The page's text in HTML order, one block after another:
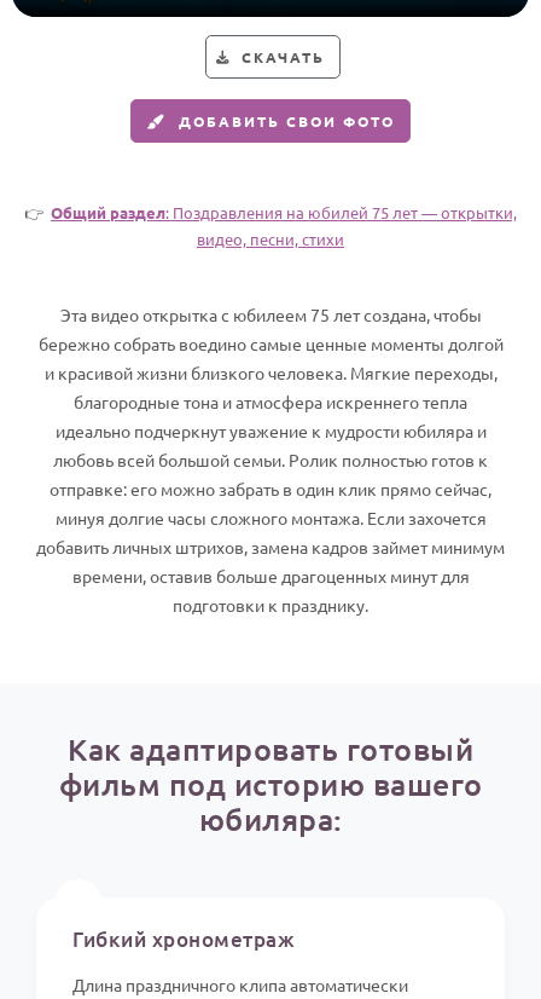
Годовщина свадьбы
Календарь праздников
Мужчине
Все родственники
ПЕРСОНАЛЬНЫЕ
Пожелания
По именам
По годам
СКАЧАТЬ
ДОБАВИТЬ СВОИ ФОТО
👉 Общий раздел: Поздравления на юбилей 75 лет — открытки,
видео, песни, стихи
Эта видео открытка с юбилеем 75 лет создана, чтобы
бережно собрать воедино самые ценные моменты долгой
и красивой жизни близкого человека. Мягкие переходы,
благородные тона и атмосфера искреннего тепла
идеально подчеркнут уважение к мудрости юбиляра и
любовь всей большой семьи. Ролик полностью готов к
отправке: его можно забрать в один клик прямо сейчас,
минуя долгие часы сложного монтажа. Если захочется
добавить личных штрихов, замена кадров займет минимум
времени, оставив больше драгоценных минут для
подготовки к празднику.
Как адаптировать готовый
фильм под историю вашего
юбиляра:
Гибкий хронометраж
Длина праздничного клипа автоматически